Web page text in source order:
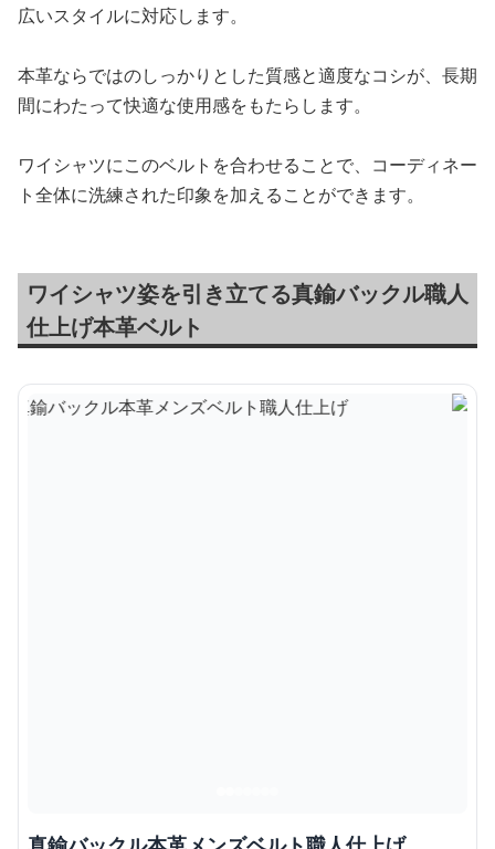
広いスタイルに対応します。
本革ならではのしっかりとした質感と適度なコシが、長期
間にわたって快適な使用感をもたらします。
ワイシャツにこのベルトを合わせることで、コーディネー
ト全体に洗練された印象を加えることができます。
ワイシャツ姿を引き立てる真鍮バックル職人
仕上げ本革ベルト